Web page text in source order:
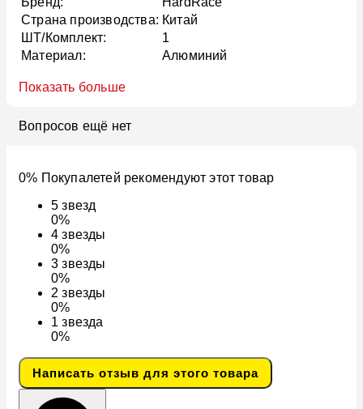
Страна производства: Китай
ШТ/Комплект:
1
Материал:
Алюминий
Показать больше
Вопросов ещё нет
0% Покупалетей рекомендуют этот товар
5звезд
0%
4звезды
0%
3звезды
0%
2звезды
0%
1звезда
0%
Написать отзыв для этого товара